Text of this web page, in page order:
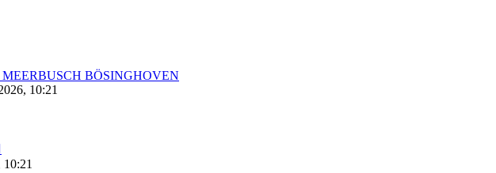
MEERBUSCH BÖSINGHOVEN
10:21
Beitrag